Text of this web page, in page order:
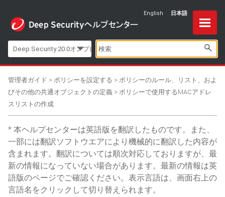
Skip To Main ContentEnglish 日本語
Deep Security 20.0オンプレミス
管理者ガイド > ポリシーを設定する > ポリシーのルール、リスト、およ
びその他の共通オブジェクトの定義 > ポリシーで使用するMACアドレ
スリストの作成
本ヘルプセンターは英語版を翻訳したものです。また、
一部には翻訳ソフトウエアにより機械的に翻訳した内容が
含まれます。翻訳については順次対応しておりますが、最
新の情報になっていない場合があります。最新の情報は英
語版のページでご確認ください。表示言語は、画面右上の
言語名をクリックして切り替えられます。